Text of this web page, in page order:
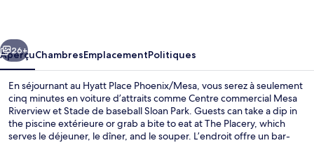
Suivant
26+
AperçuChambresEmplacementPolitiques
En séjournant au Hyatt Place Phoenix/Mesa, vous serez à seulement
cinq minutes en voiture d’attraits comme Centre commercial Mesa
Riverview et Stade de baseball Sloan Park. Guests can take a dip in
the piscine extérieure or grab a bite to eat at The Placery, which
serves le déjeuner, le dîner, and le souper. L’endroit offre un bar-